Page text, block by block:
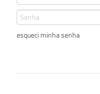
esqueci minha senha